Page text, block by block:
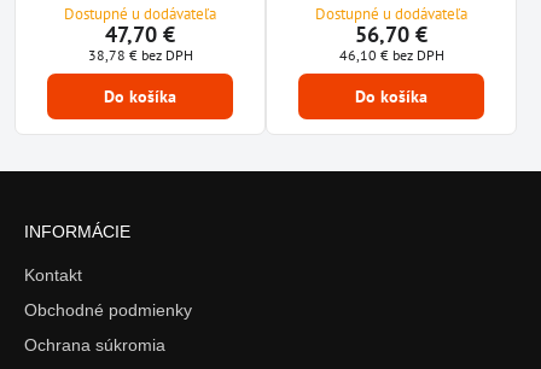
Dostupné u dodávateľa
47,70 €
38,78 € bez DPH
Do košíka
Dostupné u dodávateľa
56,70 €
46,10 € bez DPH
Do košíka
INFORMÁCIE
Kontakt
Obchodné podmienky
Ochrana súkromia